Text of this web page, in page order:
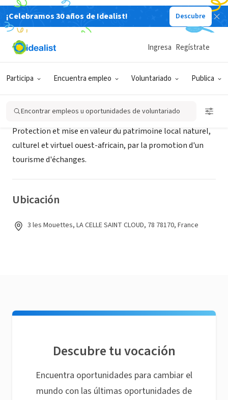
¡Celebramos 30 años de Idealist! Descubre
Participa Encuentra empleo Voluntariado Publica
Ingresa Regístrate
Encontrar empleos u oportunidades de voluntariado
ORGANIZACIÓN SIN FIN DE LUCRO
Sangomar Ecosystèmes
Protection et mise en valeur du patrimoine local naturel,
culturel et virtuel ouest-africain, par la promotion d'un
tourisme d'échanges.
Ubicación
3 les Mouettes, LA CELLE SAINT CLOUD, 78 78170, France
Descubre tu vocación
Encuentra oportunidades para cambiar el
mundo con las últimas oportunidades de